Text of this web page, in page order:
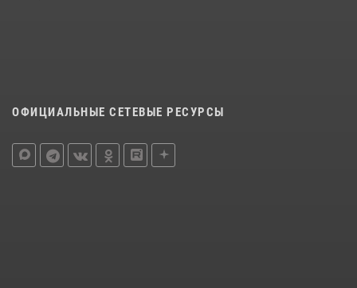
ОФИЦИАЛЬНЫЕ СЕТЕВЫЕ РЕСУРСЫ